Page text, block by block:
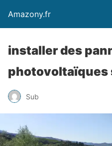
Amazony.fr
installer des
photovoltaïques
Sub